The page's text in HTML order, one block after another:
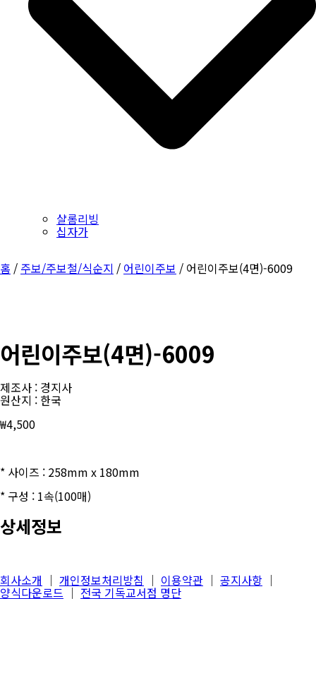
샬롬리빙
십자가
홈 / 주보/주보철/식순지 / 어린이주보 / 어린이주보(4면)-6009
어린이주보(4면)-6009
제조사 : 경지사
원산지 : 한국
₩4,500
* 사이즈 : 258mm x 180mm
* 구성 : 1속(100매)
상세정보
회사소개 │ 개인정보처리방침 │ 이용약관 │ 공지사항 │
양식다운로드 │ 전국 기독교서점 명단